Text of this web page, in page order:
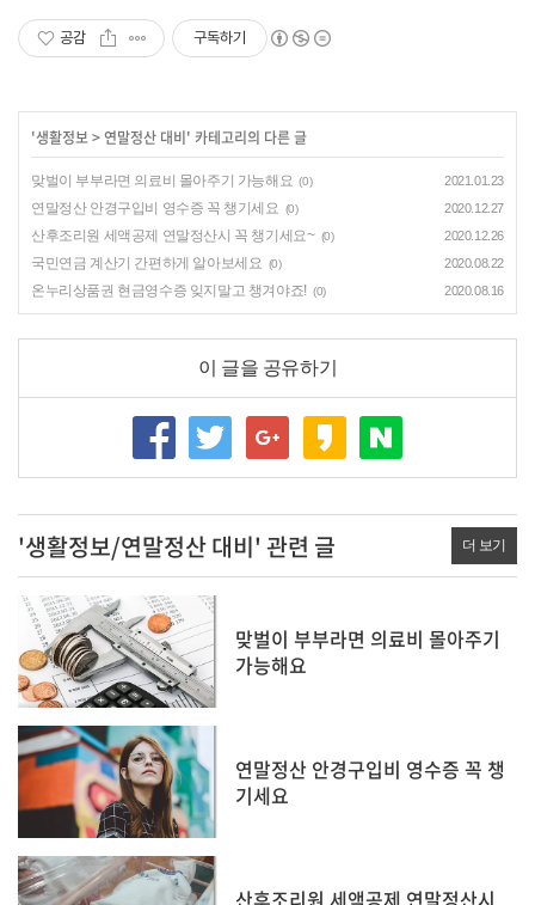
공감 구독하기
'생활정보>연말정산 대비' 카테고리의 다른 글
맞벌이 부부라면 의료비 몰아주기 가능해요 (0) 2021.01.23
연말정산 안경구입비 영수증 꼭 챙기세요 (0) 2020.12.27
산후조리원 세액공제 연말정산시 꼭 챙기세요~ (0) 2020.12.26
국민연금 계산기 간편하게 알아보세요 (0) 2020.08.22
온누리상품권 현금영수증 잊지말고 챙겨야죠! (0) 2020.08.16
이 글을 공유하기
'생활정보/연말정산 대비' 관련 글 더 보기
맞벌이 부부라면 의료비 몰아주기
가능해요
연말정산 안경구입비 영수증 꼭 챙
기세요
산후조리원 세액공제 연말정산시